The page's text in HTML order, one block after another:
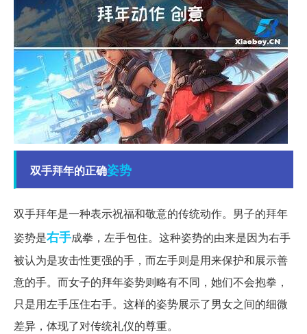
双手拜年的正确姿势
双手拜年是一种表示祝福和敬意的传统动作。男子的拜年
姿势是右手成拳，左手包住。这种姿势的由来是因为右手
被认为是攻击性更强的手，而左手则是用来保护和展示善
意的手。而女子的拜年姿势则略有不同，她们不会抱拳，
只是用左手压住右手。这样的姿势展示了男女之间的细微
差异，体现了对传统礼仪的尊重。